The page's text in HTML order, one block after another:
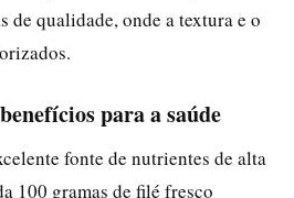
de qualidade, onde a textura e o
para a saúde
fonte de nutrientes de alta
100 gramas de filé fresco